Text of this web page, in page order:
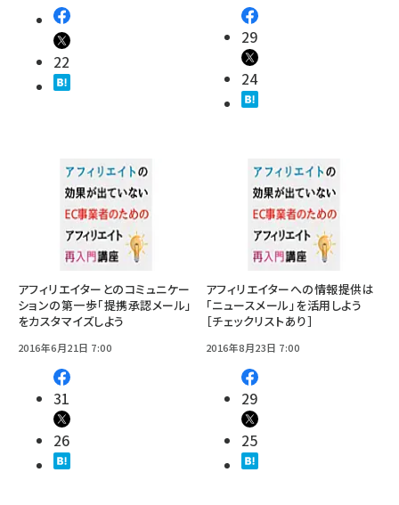
22
29
24
アフィリエイターとのコミュニケー
ションの第一歩「提携承認メール」
をカスタマイズしよう
2016年6月21日 7:00
31
26
アフィリエイターへの情報提供は
「ニュースメール」を活用しよう
［チェックリストあり］
2016年8月23日 7:00
29
25